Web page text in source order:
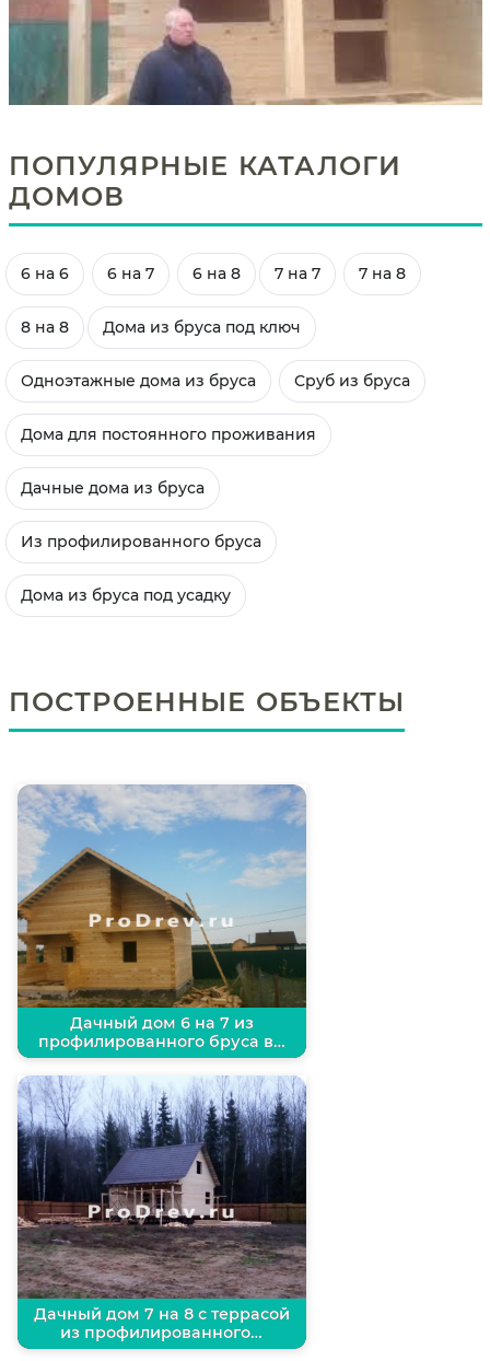
ПОПУЛЯРНЫЕ КАТАЛОГИ
ДОМОВ
6 на 6 6 на 7 6 на 8 7 на 7 7 на 8
8 на 8 Дома из бруса под ключ
Одноэтажные дома из бруса Сруб из бруса
Дома для постоянного проживания
Дачные дома из бруса
Из профилированного бруса
Дома из бруса под усадку
ПОСТРОЕННЫЕ ОБЪЕКТЫ
Дачный дом 6 на 7 из
профилированного бруса в…
Дачный дом 7 на 8 с террасой
из профилированного…